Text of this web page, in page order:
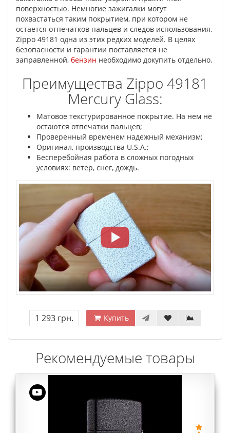
поверхностью. Немногие зажигалки могут
похвастаться таким покрытием, при котором не
остается отпечатков пальцев и следов использования,
Zippo 49181 одна из этих редких моделей. В целях
безопасности и гарантии поставляется не
заправленной, бензин необходимо докупить отдельно.
Преимущества Zippo 49181
Mercury Glass:
Матовое текстурированное покрытие. На нем не
остаются отпечатки пальцев;
Проверенный временем надежный механизм;
Оригинал, производства U.S.A.;
Бесперебойная работа в сложных погодных
условиях: ветер, снег, дождь.
1 293 грн. Купить
Рекомендуемые товары